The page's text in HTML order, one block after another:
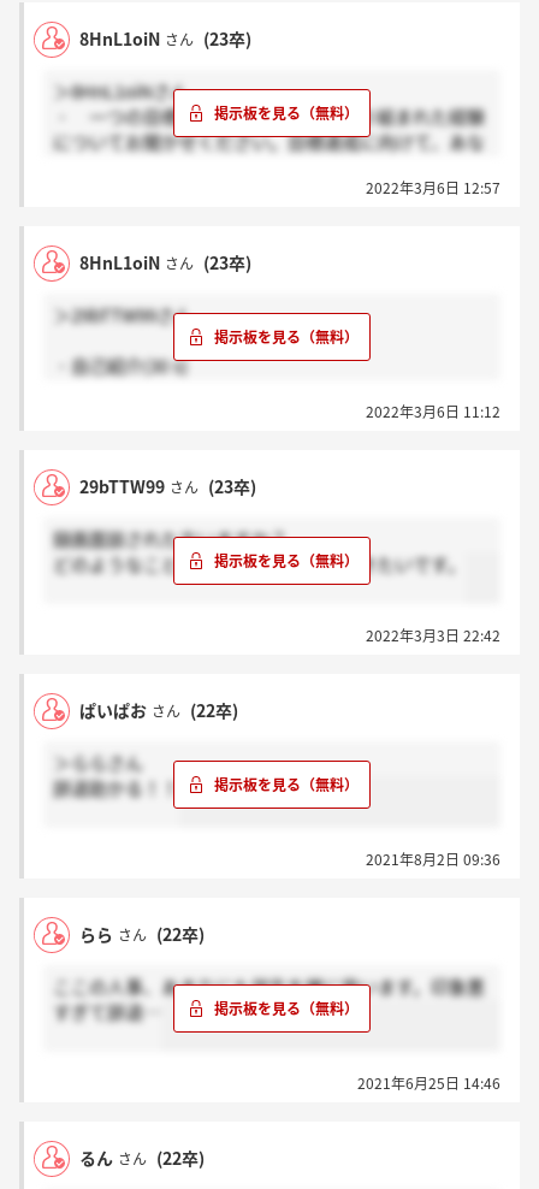
8HnL1oiN さん (23卒)
＞8HnL1oiNさん
・ 一つの目標に対して、チームで取り組まれた経験
についてお聞かせください。目標達成に向けて、あな
動、最終的な結果について3分以内で具体的にお話し
2022年3月6日 12:57
8HnL1oiN さん (23卒)
＞29bTTW99さん
・自己紹介(30 s)
・与えられた課題に対して入念に準備を進め、実行し
なたの準備の進め方や取った行動、最終的な結果につ
いて3分以内で具体的にお話下さい。
・何か一つの物事に取り組まれている最中に、意図せ
ず大きな変更を余儀なくされた経験についてお聞かせ
ください。その時の状況、あなたが取った行動、最終
他、２問
2022年3月6日 11:12
29bTTW99 さん (23卒)
録画面談された方いますか？
どのようなことを聞かれたか教えて頂きたいです。
2022年3月3日 22:42
ぱいぱお さん (22卒)
＞ららさん
辞退助かる！！
2021年8月2日 09:36
らら さん (22卒)
ここの人事、あまりにも学生を雑に扱います。印象悪
すぎて辞退…
2021年6月25日 14:46
るん さん (22卒)